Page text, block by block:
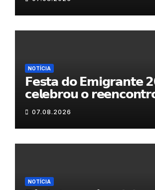
NOTÍCIA
𝗙𝗲𝘀𝘁𝗮 𝗱𝗼 𝗘𝗺𝗶𝗴𝗿𝗮𝗻𝘁𝗲
𝗰𝗲𝗹𝗲𝗯𝗿𝗼𝘂 𝗼
𝗹𝗮𝗰̧𝗼𝘀 𝗾𝘂𝗲 𝘂𝗻𝗲𝗺 𝗠𝘂𝗿𝗰̧𝗮
07.08.2026
NOTÍCIA